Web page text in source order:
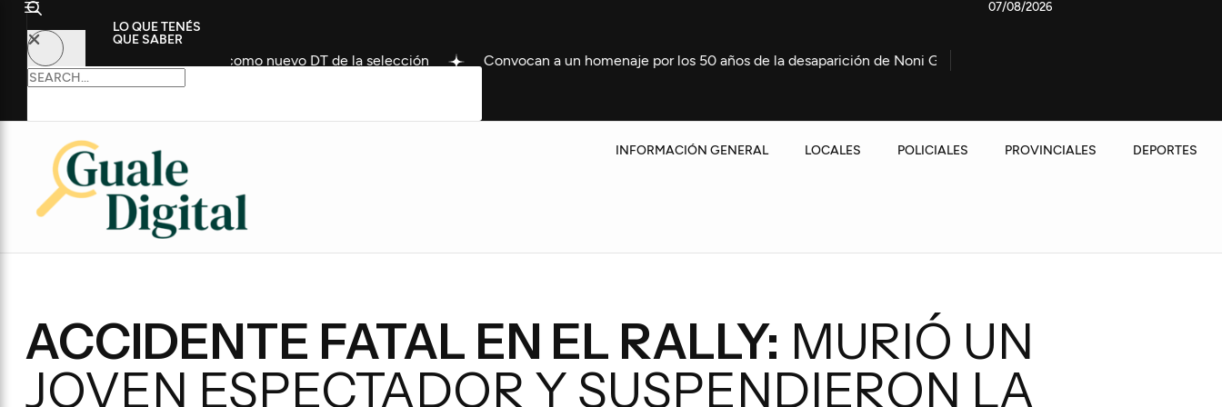
LO QUE TENÉS
QUE SABER
histórico futbolista como nuevo DT de la selección Convocan a un homenaje por los 50 años de la desaparición de Noni González
07/08/2026
INFORMACIÓN GENERAL LOCALES POLICIALES PROVINCIALES DEPORTES
ACCIDENTE FATAL EN EL RALLY: MURIÓ UN
JOVEN ESPECTADOR Y SUSPENDIERON LA